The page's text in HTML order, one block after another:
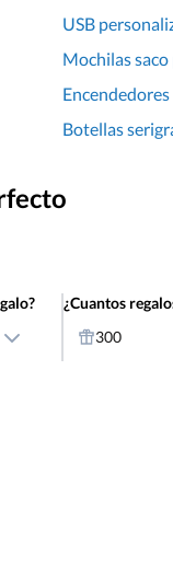
USB
Mochilas
Botellas
¿Cuantos
300